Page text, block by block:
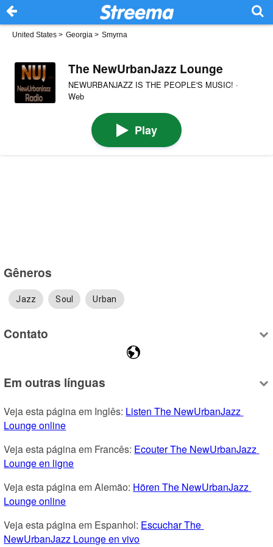
United States > Georgia > Smyrna
The NewUrbanJazz Lounge
NEWURBANJAZZ IS THE PEOPLE'S MUSIC! ·
Web
Play
Gêneros
Jazz Soul Urban
Contato
Em outras línguas
Veja esta página em Inglês: Listen The NewUrbanJazz
Lounge online
Veja esta página em Francês: Ecouter The NewUrbanJazz
Lounge en ligne
Veja esta página em Alemão: Hören The NewUrbanJazz
Lounge online
Veja esta página em Espanhol: Escuchar The
NewUrbanJazz Lounge en vivo